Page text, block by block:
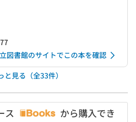
図書館のサイトでこの本を確認
と見る（全33件）
ス
から購入でき